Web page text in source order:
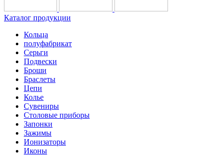
Каталог продукции
Кольца
полуфабрикат
Серьги
Подвески
Броши
Браслеты
Цепи
Колье
Сувениры
Столовые приборы
Запонки
Зажимы
Ионизаторы
Иконы